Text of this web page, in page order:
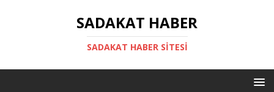
SADAKAT HABER
SADAKAT HABER SITESI